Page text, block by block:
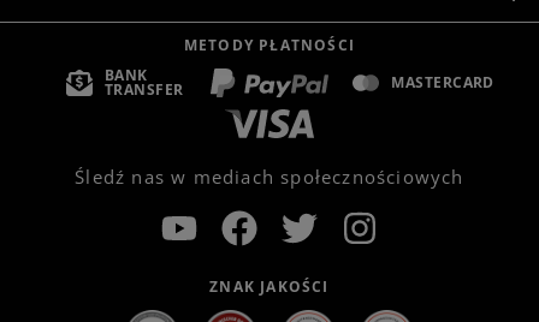
METODY PŁATNOŚCI
BANK
TRANSFER MASTERCARD
Śledź nas w mediach społecznościowych
ZNAK JAKOŚCI